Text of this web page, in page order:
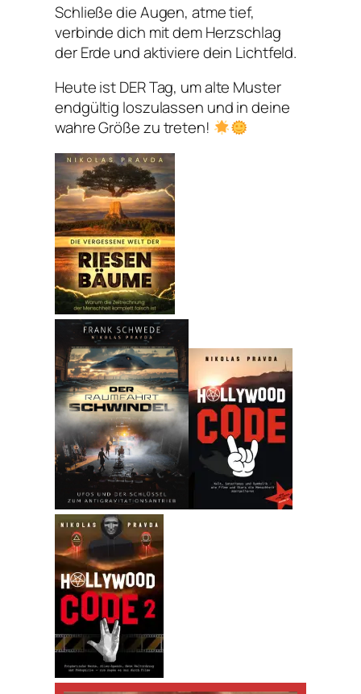
Schließe die Augen, atme tief,
verbinde dich mit dem Herzschlag
der Erde und aktiviere dein Lichtfeld.
Heute ist DER Tag, um alte Muster
endgültig loszulassen und in deine
wahre Größe zu treten!